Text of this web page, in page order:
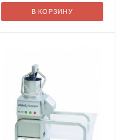
В КОРЗИНУ